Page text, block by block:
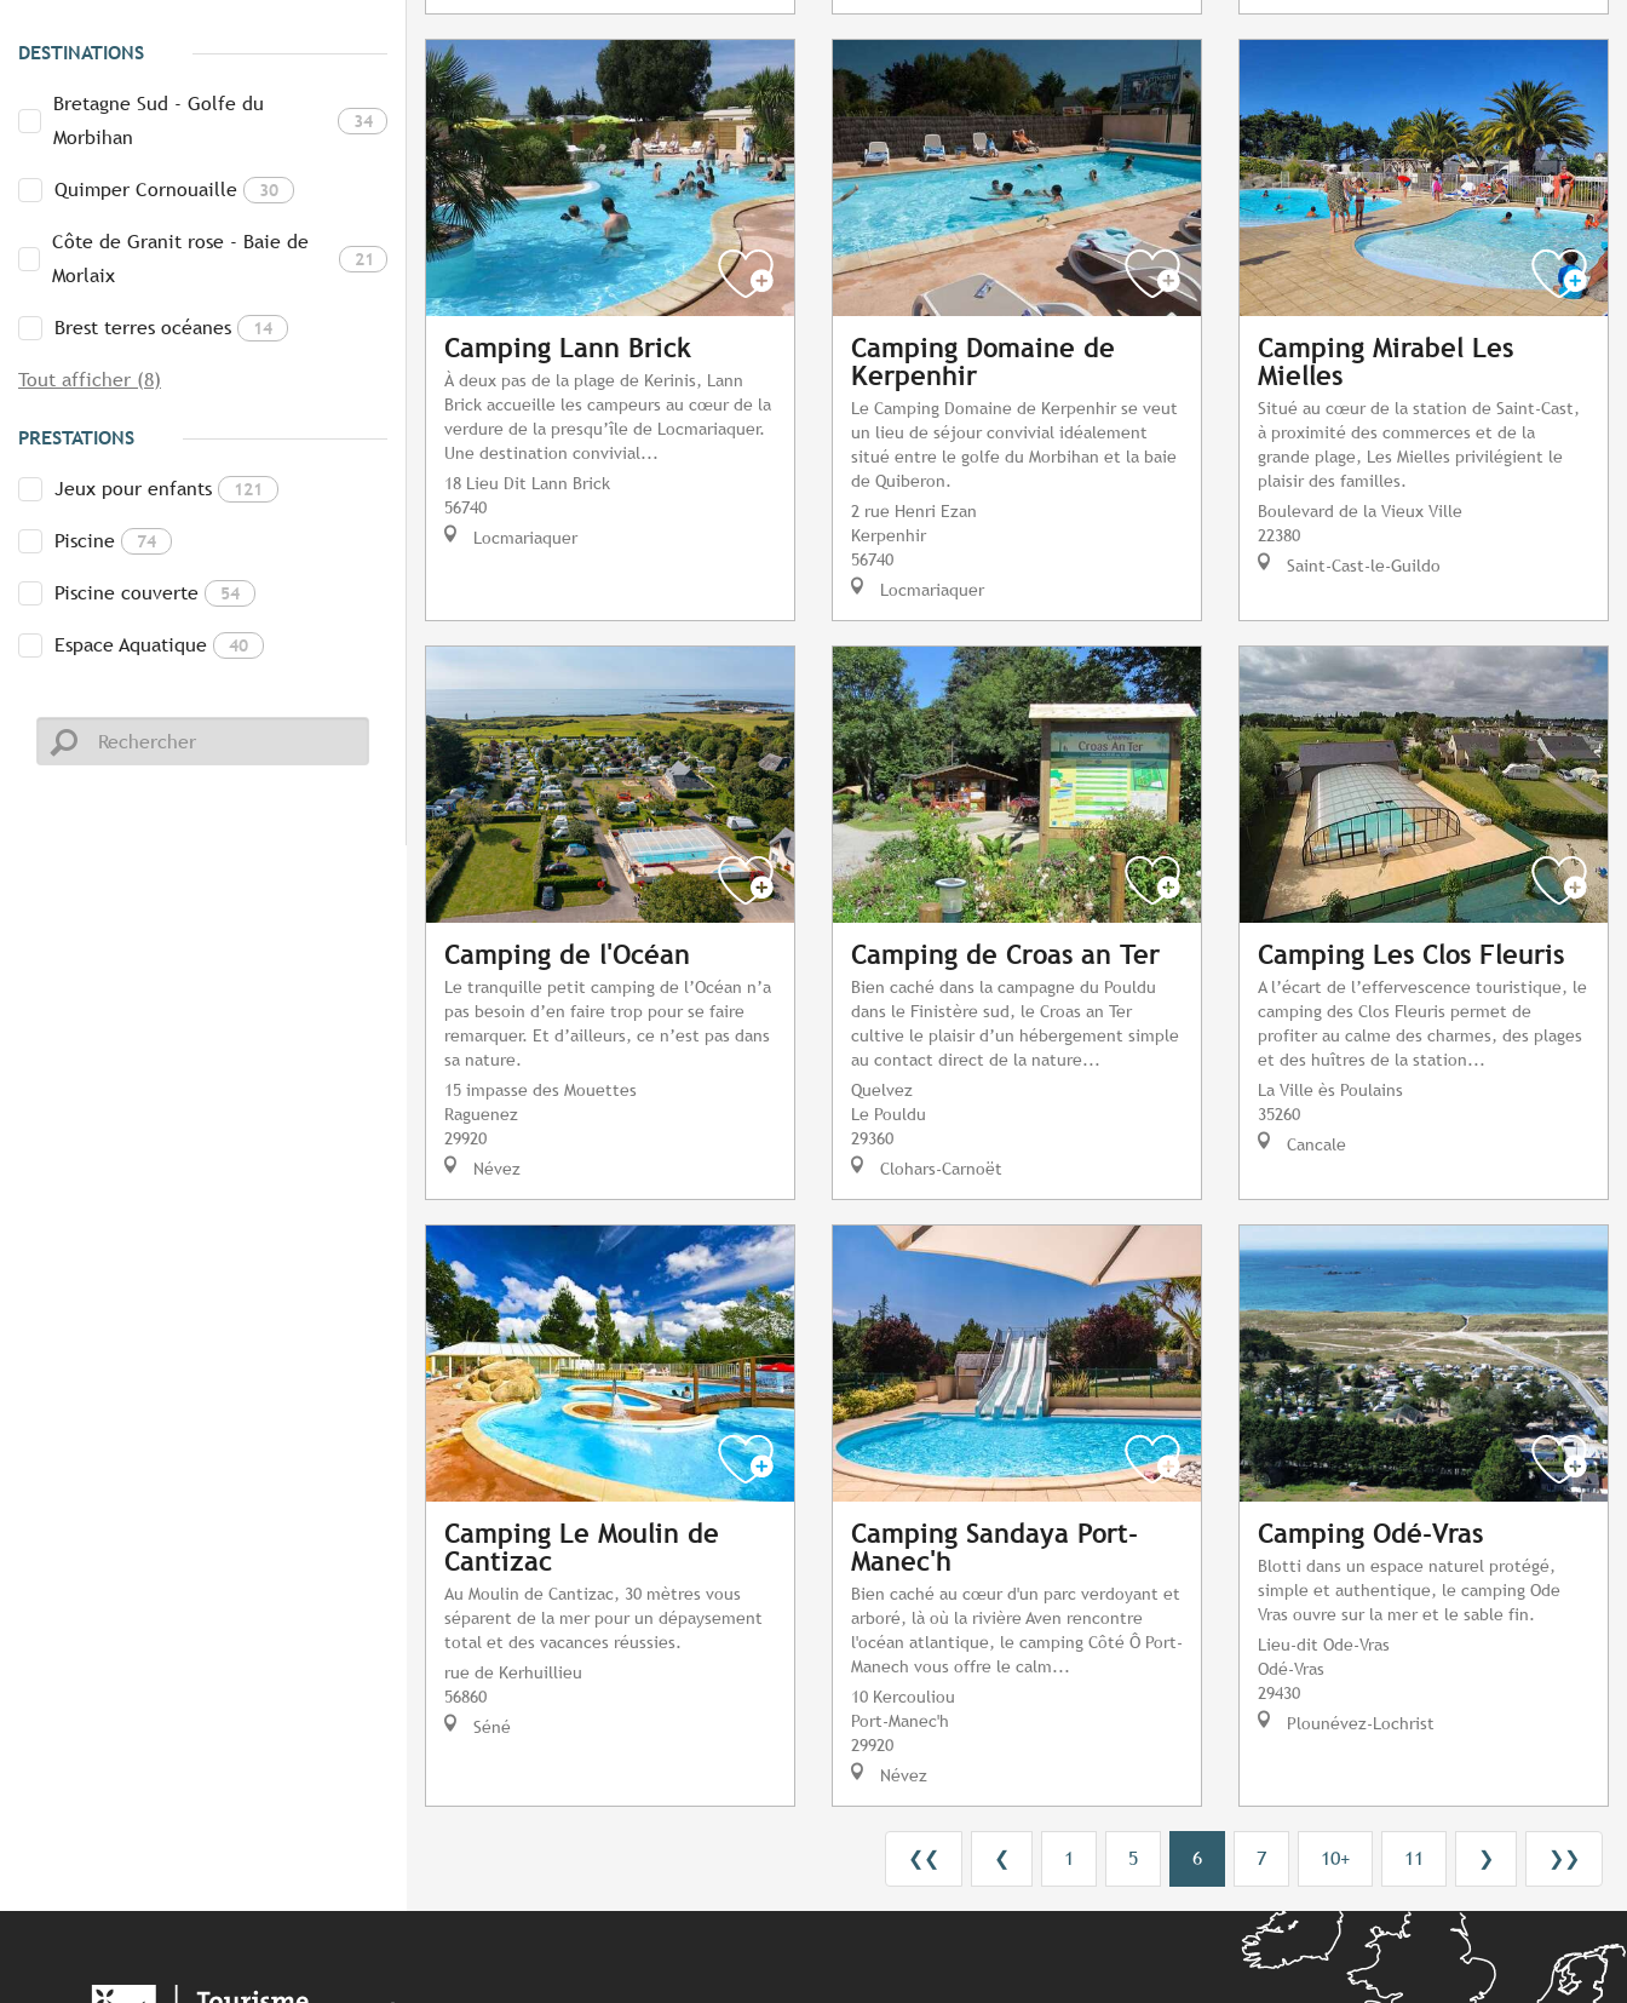
DESTINATIONS
Bretagne Sud - Golfe du
Morbihan
34
Quimper Cornouaille 30
Côte de Granit rose - Baie de
Morlaix
21
Brest terres océanes 14
Tout afficher (8)
PRESTATIONS
Jeux pour enfants 121
Piscine 74
Piscine couverte 54
Espace Aquatique 40
Camping Lann Brick
À deux pas de la plage de Kerinis, Lann
Brick accueille les campeurs au cœur de la
verdure de la presqu’île de Locmariaquer.
Une destination convivial...
18 Lieu Dit Lann Brick
56740
Locmariaquer
Camping Domaine de
Kerpenhir
Le Camping Domaine de Kerpenhir se veut
un lieu de séjour convivial idéalement
situé entre le golfe du Morbihan et la baie
de Quiberon.
2 rue Henri Ezan
Kerpenhir
56740
Locmariaquer
Camping Mirabel Les
Mielles
Situé au cœur de la station de Saint-Cast,
à proximité des commerces et de la
grande plage, Les Mielles privilégient le
plaisir des familles.
Boulevard de la Vieux Ville
22380
Saint-Cast-le-Guildo
Camping de l'Océan
Le tranquille petit camping de l’Océan n’a
pas besoin d’en faire trop pour se faire
remarquer. Et d’ailleurs, ce n’est pas dans
sa nature.
15 impasse des Mouettes
Raguenez
29920
Névez
Camping de Croas an Ter
Bien caché dans la campagne du Pouldu
dans le Finistère sud, le Croas an Ter
cultive le plaisir d’un hébergement simple
au contact direct de la nature...
Quelvez
Le Pouldu
29360
Clohars-Carnoët
Camping Les Clos Fleuris
A l’écart de l’effervescence touristique, le
camping des Clos Fleuris permet de
profiter au calme des charmes, des plages
et des huîtres de la station...
La Ville ès Poulains
35260
Cancale
Camping Le Moulin de
Cantizac
Au Moulin de Cantizac, 30 mètres vous
séparent de la mer pour un dépaysement
total et des vacances réussies.
rue de Kerhuillieu
56860
Séné
Camping Sandaya Port-
Manec'h
Bien caché au cœur d'un parc verdoyant et
arboré, là où la rivière Aven rencontre
l'océan atlantique, le camping Côté Ô Port-
Manech vous offre le calm...
10 Kercouliou
Port-Manec'h
29920
Névez
Camping Odé-Vras
Blotti dans un espace naturel protégé,
simple et authentique, le camping Ode
Vras ouvre sur la mer et le sable fin.
Lieu-dit Ode-Vras
Odé-Vras
29430
Plounévez-Lochrist
❮❮ ❮ 1 5 6 7 10+ 11 ❯ ❯❯